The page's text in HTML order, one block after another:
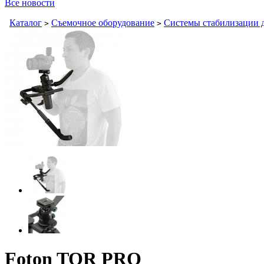
Все новости
Каталог > Съемочное оборудование > Системы стабилизации
Foton TOR PRO